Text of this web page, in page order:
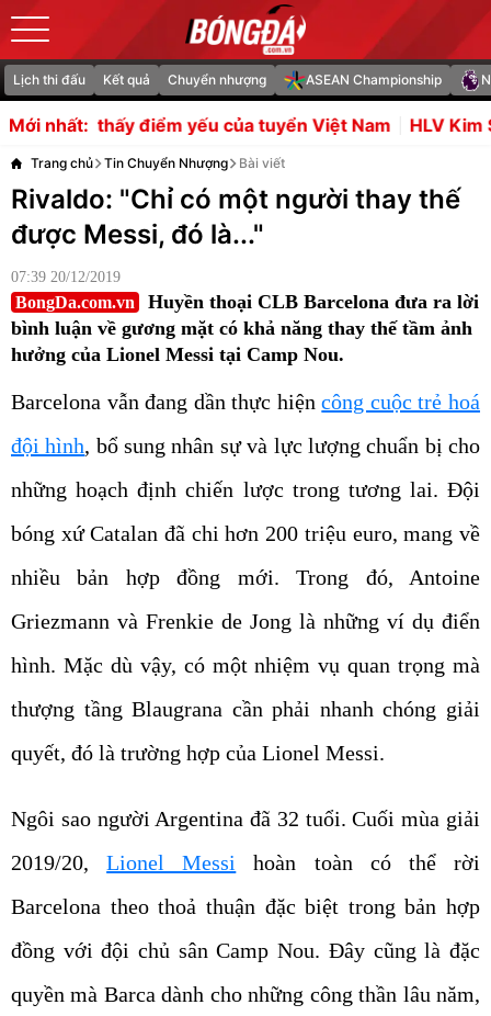
Lịch thi đấu Kết quả Chuyển nhượng ASEAN Championship
Mới nhất:
yếu của tuyển Việt Nam HLV Kim Sang Sik muốn
Trang chủ Tin Chuyển Nhượng Bài viết
Rivaldo: "Chỉ có một người thay thế
được Messi, đó là..."
07:39 20/12/2019
BongDa.com.vn
Huyền thoại CLB Barcelona đưa ra lời
bình luận về gương mặt có khả năng thay thế tầm ảnh
hưởng của Lionel Messi tại Camp Nou.
Barcelona vẫn đang dần thực hiệncông cuộc trẻ hoá
đội hình, bổ sung nhân sự và lực lượng chuẩn bị cho
những hoạch định chiến lược trong tương lai. Đội
bóng xứ Catalan đã chi hơn 200 triệu euro, mang về
nhiều bản hợp đồng mới. Trong đó, Antoine
Griezmann và Frenkie de Jong là những ví dụ điển
hình. Mặc dù vậy, có một nhiệm vụ quan trọng mà
thượng tầng Blaugrana cần phải nhanh chóng giải
quyết, đó là trường hợp của Lionel Messi.
Ngôi sao người Argentina đã 32 tuổi. Cuối mùa giải
2019/20,Lionel Messi
hoàn toàn có thể rời
Barcelona theo thoả thuận đặc biệt trong bản hợp
đồng với đội chủ sân Camp Nou. Đây cũng là đặc
quyền mà Barca dành cho những công thần lâu năm,